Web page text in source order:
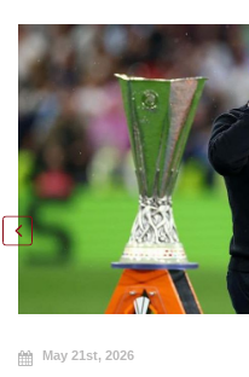
May 21st, 2026